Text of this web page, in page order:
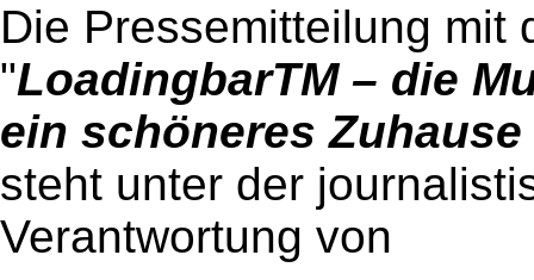
Die Pressemitteilung mit
"LoadingbarTM – die
ein schöneres
steht unter der
Verantwortung von